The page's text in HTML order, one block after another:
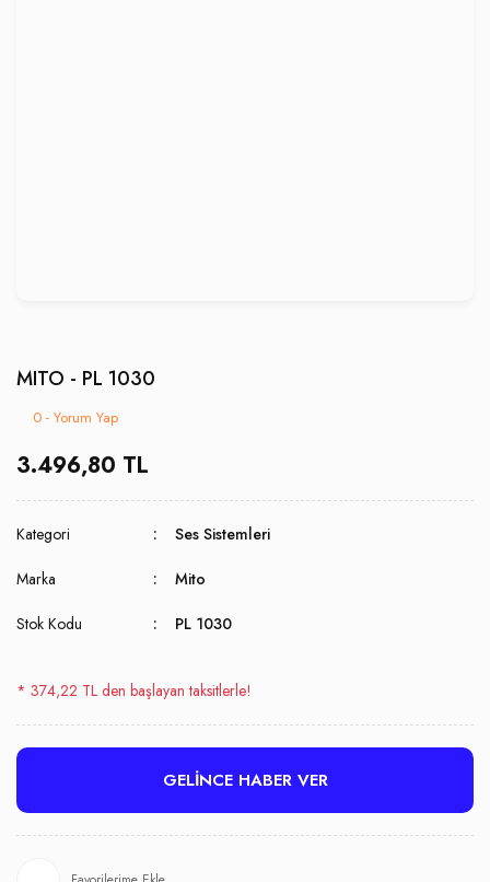
MITO - PL 1030
0 - Yorum Yap
3.496,80 TL
Kategori Ses Sistemleri
Marka Mito
Stok Kodu PL 1030
* 374,22 TL den başlayan taksitlerle!
GELİNCE HABER VER